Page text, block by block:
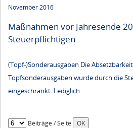
November 2016
Maßnahmen vor Jahresende
Steuerpflichtigen
(Topf-)Sonderausgaben Die
Topfsonderausgaben wurde durch die
eingeschränkt. Lediglich...
Beiträge / Seite